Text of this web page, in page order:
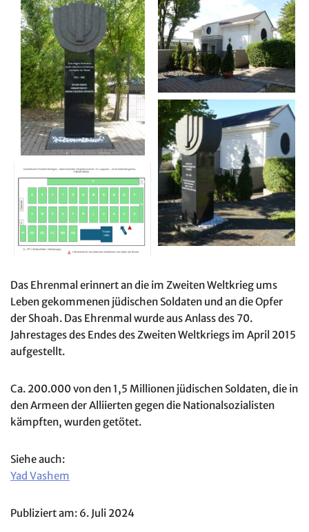
Das Ehrenmal erinnert an die im Zweiten Weltkrieg ums
Leben gekommenen jüdischen Soldaten und an die Opfer
der Shoah. Das Ehrenmal wurde aus Anlass des 70.
Jahrestages des Endes des Zweiten Weltkriegs im April 2015
aufgestellt.
Ca. 200.000 von den 1,5 Millionen jüdischen Soldaten, die in
den Armeen der Alliierten gegen die Nationalsozialisten
kämpften, wurden getötet.
Siehe auch:
Yad Vashem
Publiziert am: 6. Juli 2024